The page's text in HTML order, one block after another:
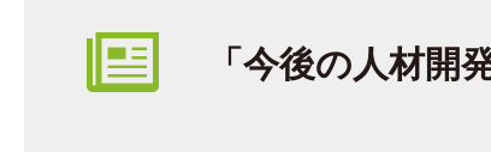
「今後の人材